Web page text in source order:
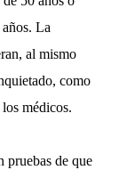
La
al mismo
como
médicos.
pruebas de que